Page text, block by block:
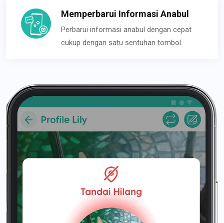
Memperbarui Informasi Anabul
Perbarui informasi anabul dengan cepat
cukup dengan satu sentuhan tombol.